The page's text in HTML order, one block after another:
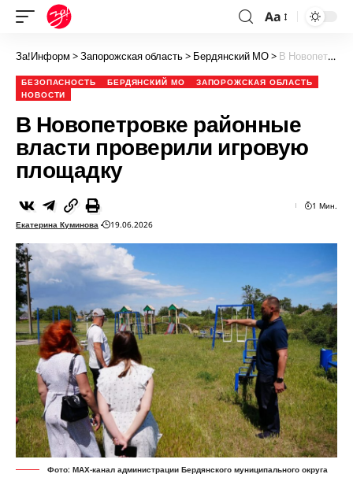
Aa
За!Информ >Запорожская область> Бердянский МО> В Новопетровке районные власти проверили игровую площадку
БЕЗОПАСНОСТЬ БЕРДЯНСКИЙ МО
ЗАПОРОЖСКАЯ ОБЛАСТЬ
НОВОСТИ
В Новопетровке районные
власти проверили игровую
площадку
Екатерина Куминова 19.06.2026
1 Мин.
Фото: МАХ-канал администрации Бердянского муниципального округа